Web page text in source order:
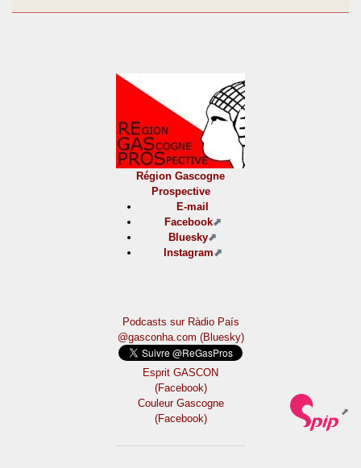
Région Gascogne
Prospective
E-mail
Facebook
Bluesky
Instagram
Podcasts sur Ràdio País
@gasconha.com (Bluesky)
Esprit GASCON
(Facebook)
Couleur Gascogne
(Facebook)